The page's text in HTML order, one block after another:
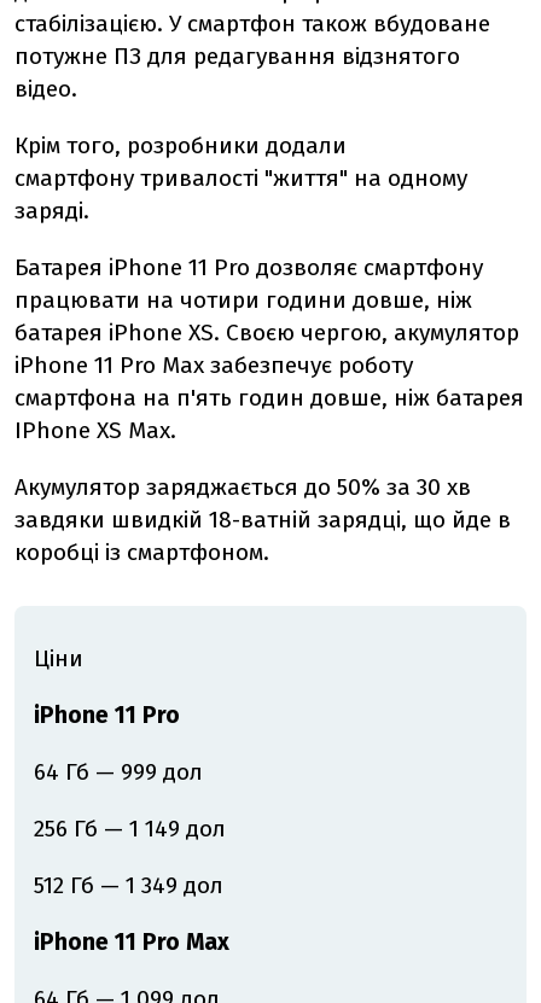
стабілізацією. У смартфон також вбудоване
потужне ПЗ для редагування відзнятого
відео.
Крім того, розробники додали
смартфону тривалості "життя" на одному
заряді.
Батарея iPhone 11 Pro дозволяє смартфону
працювати на чотири години довше, ніж
батарея iPhone XS. Своєю чергою, акумулятор
iPhone 11 Pro Mах забезпечує роботу
смартфона на п'ять годин довше, ніж батарея
IPhone XS Max.
Акумулятор заряджається до 50% за 30 хв
завдяки швидкій 18-ватній зарядці, що йде в
коробці із смартфоном.
Ціни
iPhone 11 Pro
64 Гб — 999 дол
256 Гб — 1 149 дол
512 Гб — 1 349 дол
iPhone 11 Pro Mах